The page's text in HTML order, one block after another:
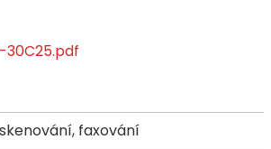
30C25.pdf
faxování